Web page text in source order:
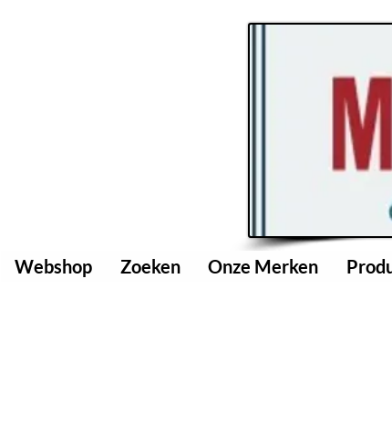
Webshop Zoeken Onze Merken